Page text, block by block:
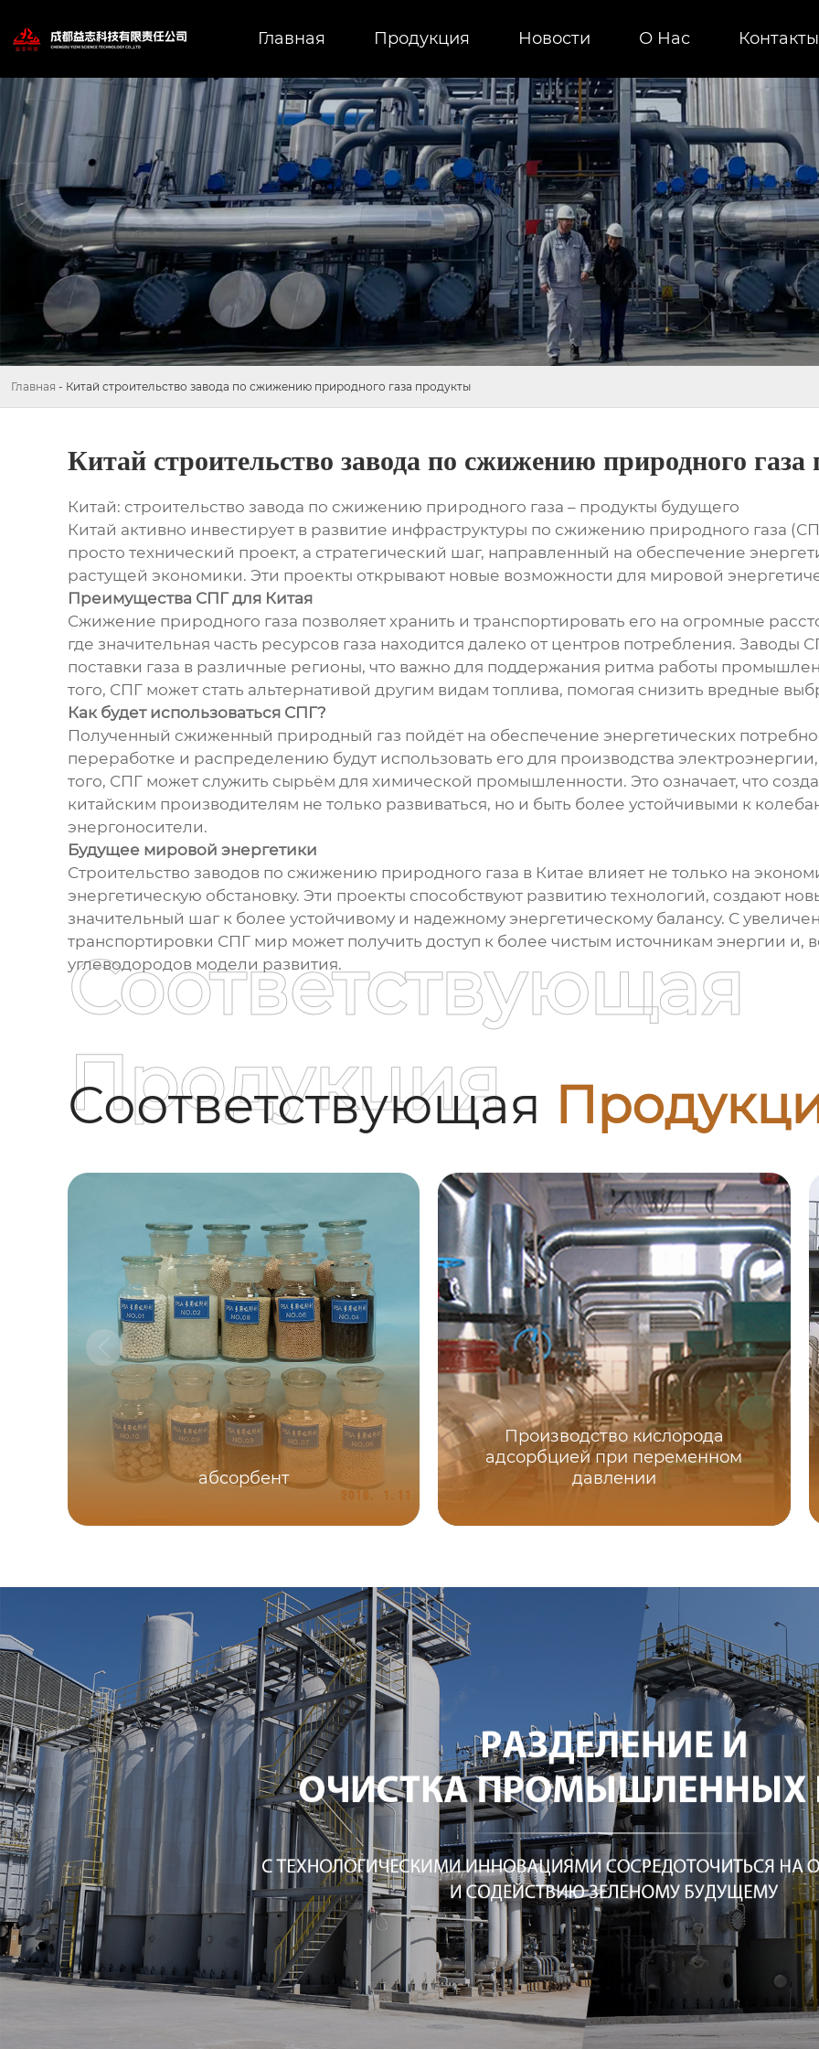
Главная Продукция Новости О Нас Контакты
Главная - Китай строительство завода по сжижению природного газа продукты
Китай строительство завода по сжижению природного газа
Китай: строительство завода по сжижению природного газа – продукты будущего
Китай активно инвестирует в развитие инфраструктуры по сжижению природного газа
просто технический проект, а стратегический шаг, направленный на обеспечение
растущей экономики. Эти проекты открывают новые возможности для мировой
Преимущества СПГ для Китая
Сжижение природного газа позволяет хранить и транспортировать его на огромные
где значительная часть ресурсов газа находится далеко от центров потребления. Заводы
поставки газа в различные регионы, что важно для поддержания ритма работы
того, СПГ может стать альтернативой другим видам топлива, помогая снизить вредные
Как будет использоваться СПГ?
Полученный сжиженный природный газ пойдёт на обеспечение энергетических
переработке и распределению будут использовать его для производства
того, СПГ может служить сырьём для химической промышленности. Это означает, что
китайским производителям не только развиваться, но и быть более устойчивыми к
энергоносители.
Будущее мировой энергетики
Строительство заводов по сжижению природного газа в Китае влияет не только на
энергетическую обстановку. Эти проекты способствуют развитию технологий, создают
значительный шаг к более устойчивому и надежному энергетическому балансу. С
транспортировки СПГ мир может получить доступ к более чистым источникам энергии и,
углеводородов модели развития.
Соответствующая
Соответствующая
Продукция
абсорбент
Производство кислорода
адсорбцией при переменном
давлении